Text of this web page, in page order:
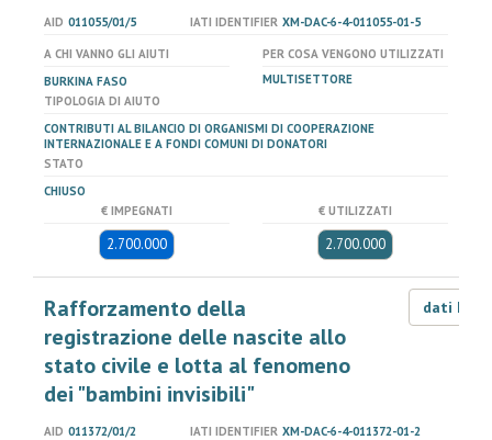
AID 011055/01/5 IATI IDENTIFIER XM-DAC-6-4-011055-01-5
A CHI VANNO GLI AIUTI
BURKINA FASO
PER COSA VENGONO UTILIZZATI
MULTISETTORE
TIPOLOGIA DI AIUTO
CONTRIBUTI AL BILANCIO DI ORGANISMI DI COOPERAZIONE
INTERNAZIONALE E A FONDI COMUNI DI DONATORI
STATO
CHIUSO
€ IMPEGNATI
2.700.000
€ UTILIZZATI
2.700.000
Rafforzamento della
registrazione delle nascite allo
stato civile e lotta al fenomeno
dei "bambini invisibili"
dati LOD
AID 011372/01/2 IATI IDENTIFIER XM-DAC-6-4-011372-01-2